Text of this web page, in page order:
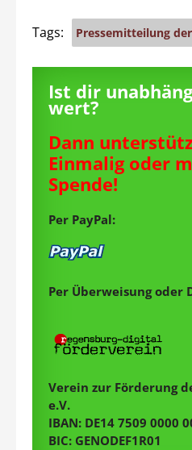
Tags: Pressemitteilung
Ist dir
wert?
Dann
Einmalig oder
Spende!
Per PayPal:
Per Überweisung oder
Verein zur Förderung
e.V.
IBAN: DE14 7509 0000
BIC: GENODEF1R01